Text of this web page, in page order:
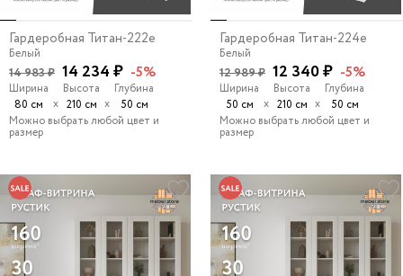
Гардеробная Титан-222e
Белый
14 983 ₽ 14 234 ₽ -5%
Ширина
80 см
х
Высота
210 см х
Глубина
50 см
Можно выбрать любой цвет и
размер
Гардеробная Титан-224e
Белый
12 989 ₽ 12 340 ₽ -5%
Ширина
50 см
х
Высота
210 см х
Глубина
50 см
Можно выбрать любой цвет и
размер